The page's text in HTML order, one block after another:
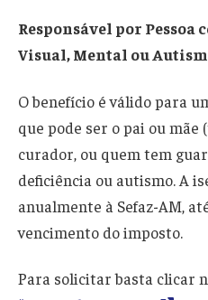
Responsável por Pessoa
Visual, Mental ou
O benefício é válido para
que pode ser o pai ou
curador, ou quem tem
deficiência ou autismo. A
anualmente à Sefaz-AM,
vencimento do imposto.
Para solicitar basta clicar